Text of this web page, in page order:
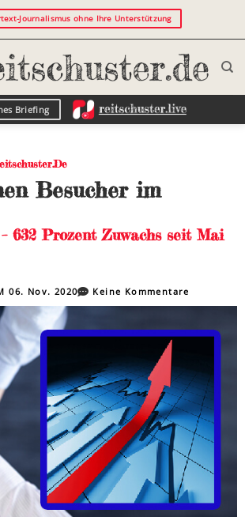
Journalismus ohne Ihre Unterstützung
Briefing
Besucher im
632 Prozent Zuwachs seit Mai
06. Nov. 2020 Keine Kommentare